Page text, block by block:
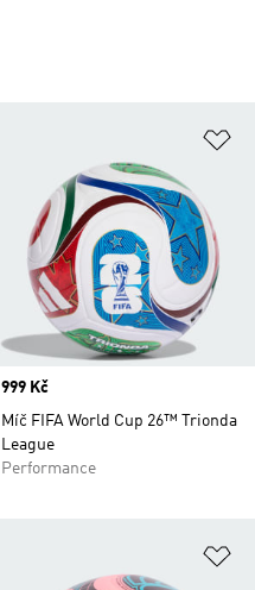
Price
999 Kč
Míč FIFA World Cup 26™ Trionda
League
Performance